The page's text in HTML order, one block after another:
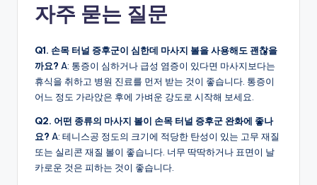
자주 묻는 질문
Q1. 손목 터널 증후군이 심한데 마사지 볼을 사용해도 괜찮을
까요? A: 통증이 심하거나 급성 염증이 있다면 마사지보다는
휴식을 취하고 병원 진료를 먼저 받는 것이 좋습니다. 통증이
어느 정도 가라앉은 후에 가벼운 강도로 시작해 보세요.
Q2. 어떤 종류의 마사지 볼이 손목 터널 증후군 완화에 좋나
요? A: 테니스공 정도의 크기에 적당한 탄성이 있는 고무 재질
또는 실리콘 재질 볼이 좋습니다. 너무 딱딱하거나 표면이 날
카로운 것은 피하는 것이 좋습니다.